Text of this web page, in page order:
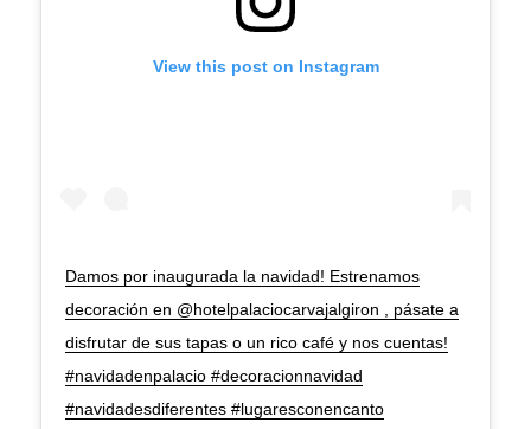
View this post on Instagram
Damos por inaugurada la navidad! Estrenamos
decoración en @hotelpalaciocarvajalgiron , pásate a
disfrutar de sus tapas o un rico café y nos cuentas!
#navidadenpalacio #decoracionnavidad
#navidadesdiferentes #lugaresconencanto